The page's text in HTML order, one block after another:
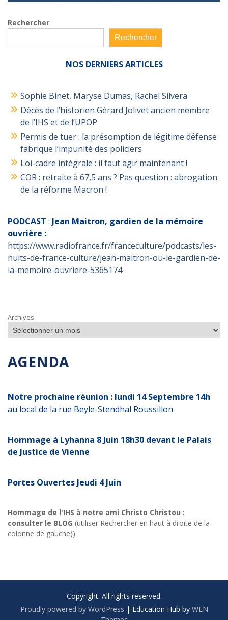
Rechercher
Rechercher
NOS DERNIERS ARTICLES
Sophie Binet, Maryse Dumas, Rachel Silvera
Décès de l’historien Gérard Jolivet ancien membre
de l’IHS et de l’UPOP
Permis de tuer : la présomption de légitime défense
fabrique l’impunité des policiers
Loi-cadre intégrale : il faut agir maintenant !
COR : retraite à 67,5 ans ? Pas question : abrogation
de la réforme Macron !
PODCAST : Jean Maitron, gardien de la mémoire
ouvrière :
https://www.radiofrance.fr/franceculture/podcasts/les-
nuits-de-france-culture/jean-maitron-ou-le-gardien-de-
la-memoire-ouvriere-5365174
Archives
AGENDA
Notre prochaine réunion : lundi 14 Septembre 14h
au local de la rue Beyle-Stendhal Roussillon
Hommage à Lyhanna 8 Juin 18h30 devant le Palais
de Justice de Vienne
Portes Ouvertes Jeudi 4 Juin
Hommage de l'IHS à notre ami Christo Christou :
consulter le BLOG (utiliser Rechercher en haut à droite de la
colonne de gauche))
Copyright. All rights reserved.
Proudly powered by WordPress | Education Hub by WEN